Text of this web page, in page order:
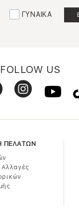
ΓΥΝΑΙΚΑ
FOLLOW US
ΠΕΛΑΤΩΝ
Αλλαγές